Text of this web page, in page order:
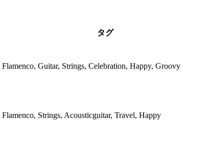
タグ
Flamenco, Guitar, Strings, Celebration, Happy, Groovy
Flamenco, Strings, Acousticguitar, Travel, Happy